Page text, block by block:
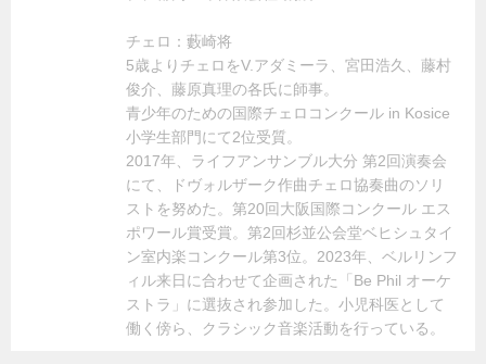
チェロ：藪崎将
5歳よりチェロをV.アダミーラ、宮田浩久、藤村
俊介、藤原真理の各氏に師事。
青少年のための国際チェロコンクール in Kosice
小学生部門にて2位受質。
2017年、ライフアンサンブル大分 第2回演奏会
にて、ドヴォルザーク作曲チェロ協奏曲のソリ
ストを努めた。第20回大阪国際コンクール エス
ポワール賞受賞。第2回杉並公会堂ベヒシュタイ
ン室内楽コンクール第3位。2023年、ベルリンフ
ィル来日に合わせて企画された「Be Phil オーケ
ストラ」に選抜され参加した。小児科医として
働く傍ら、クラシック音楽活動を行っている。